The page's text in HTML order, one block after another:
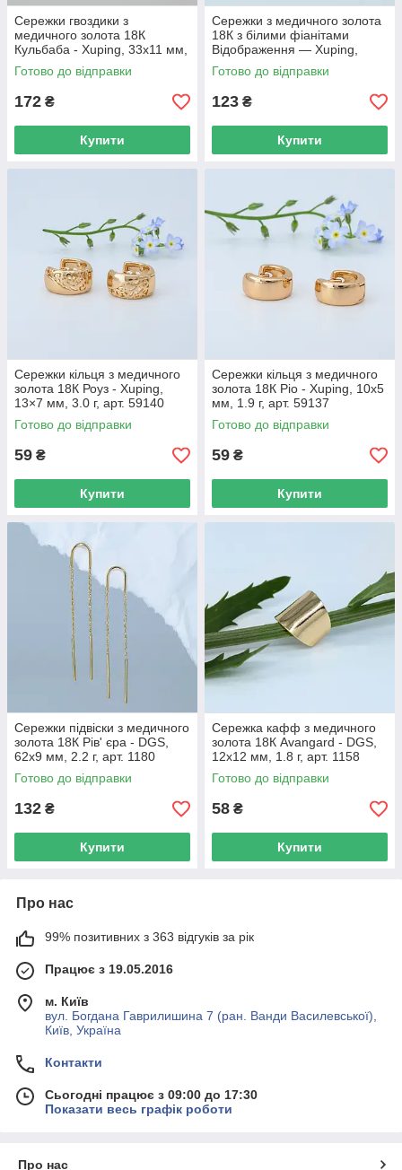
Сережки гвоздики з
медичного золота 18К
Кульбаба - Xuping, 33х11 мм,
8 г, арт. 59404
Готово до відправки
172 ₴
Купити
Сережки з медичного золота
18К з білими фіанітами
Відображення — Xuping,
15×9 мм, 2.8 г, арт. 59402
Готово до відправки
123 ₴
Купити
Сережки кільця з медичного
золота 18К Роуз - Xuping,
13×7 мм, 3.0 г, арт. 59140
Готово до відправки
59 ₴
Купити
Сережки кільця з медичного
золота 18К Ріо - Xuping, 10х5
мм, 1.9 г, арт. 59137
Готово до відправки
59 ₴
Купити
Сережки підвіски з медичного
золота 18К Рів' єра - DGS,
62х9 мм, 2.2 г, арт. 1180
Готово до відправки
132 ₴
Купити
Сережка кафф з медичного
золота 18К Avangard - DGS,
12х12 мм, 1.8 г, арт. 1158
Готово до відправки
58 ₴
Купити
Про нас
99% позитивних з 363 відгуків за рік
Працює з 19.05.2016
м. Київ
вул. Богдана Гаврилишина 7 (ран. Ванди Василевської),
Київ, Україна
Контакти
Сьогодні працює з 09:00 до 17:30
Показати весь графік роботи
Про нас